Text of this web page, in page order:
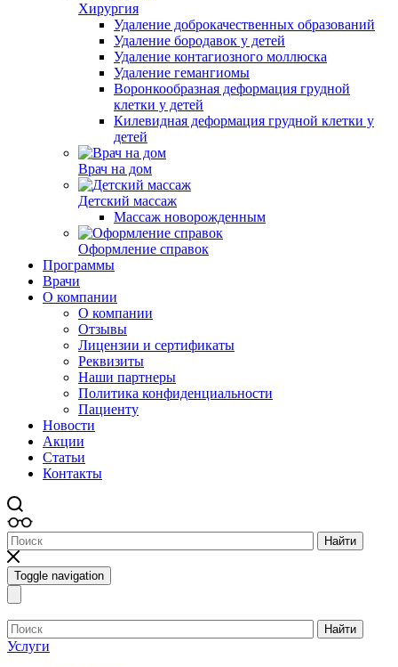
Хирургия
Удаление доброкачественных образований
Удаление бородавок у детей
Удаление контагиозного моллюска
Удаление гемангиомы
Воронкообразная деформация грудной
клетки у детей
Килевидная деформация грудной клетки у
детей
Врач на дом
Детский массаж
Массаж новорожденным
Оформление справок
Программы
Врачи
О компании
О компании
Отзывы
Лицензии и сертификаты
Реквизиты
Наши партнеры
Политика конфиденциальности
Пациенту
Новости
Акции
Статьи
Контакты
Найти
Toggle navigation
Найти
Услуги